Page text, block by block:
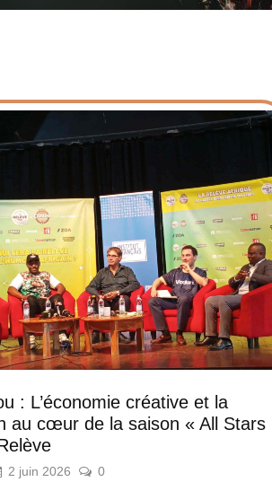
: L’économie créative et la
au cœur de la saison « All Stars
2 juin 2026 0